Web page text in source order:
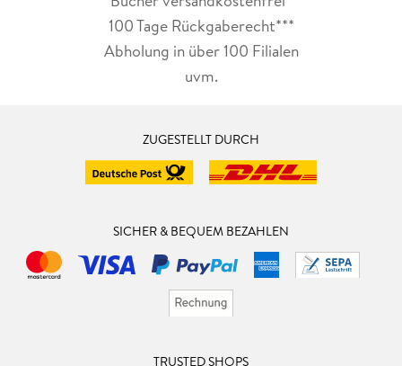
100 Tage Rückgaberecht***
Abholung in über 100 Filialen
uvm.
ZUGESTELLT DURCH
SICHER & BEQUEM BEZAHLEN
TRUSTED SHOPS